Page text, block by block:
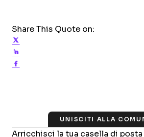
Share This Quote on:
UNISCITI ALLA
Arricchisci la tua casella di posta